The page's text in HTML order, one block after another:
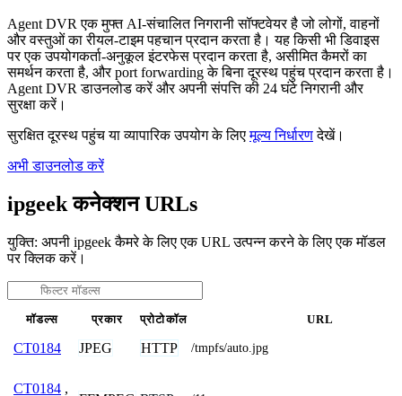
Agent DVR एक मुफ्त AI-संचालित निगरानी सॉफ्टवेयर है जो लोगों, वाहनों
और वस्तुओं का रीयल-टाइम पहचान प्रदान करता है। यह किसी भी डिवाइस
पर एक उपयोगकर्ता-अनुकूल इंटरफेस प्रदान करता है, असीमित कैमरों का
समर्थन करता है, और port forwarding के बिना दूरस्थ पहुंच प्रदान करता है।
Agent DVR डाउनलोड करें और अपनी संपत्ति की 24 घंटे निगरानी और
सुरक्षा करें।
सुरक्षित दूरस्थ पहुंच या व्यापारिक उपयोग के लिएमूल्य निर्धारणदेखें।
अभी डाउनलोड करें
ipgeek कनेक्शन URLs
युक्ति: अपनी ipgeek कैमरे के लिए एक URL उत्पन्न करने के लिए एक मॉडल
पर क्लिक करें।
मॉडल्स प्रकार प्रोटोकॉल URL
CT0184 JPEG HTTP /tmpfs/auto.jpg
CT0184 ,